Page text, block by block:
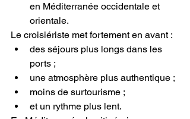
en Méditerranée occidentale et
orientale.
Le croisiériste met fortement en avant :
des séjours plus longs dans les
ports ;
une atmosphère plus authentique ;
moins de surtourisme ;
et un rythme plus lent.